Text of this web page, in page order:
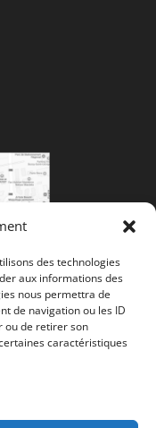
des technologies
aux informations des
nous permettra de
de navigation ou les ID
ou de retirer son
caractéristiques